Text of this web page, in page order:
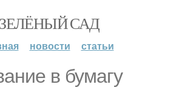
ЗЕЛЁНЫЙ САД
новости статьи
в бумагу